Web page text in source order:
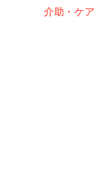
介助・ケア